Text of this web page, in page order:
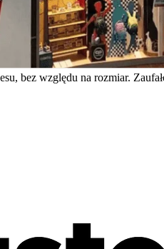
bez względu na rozmiar.